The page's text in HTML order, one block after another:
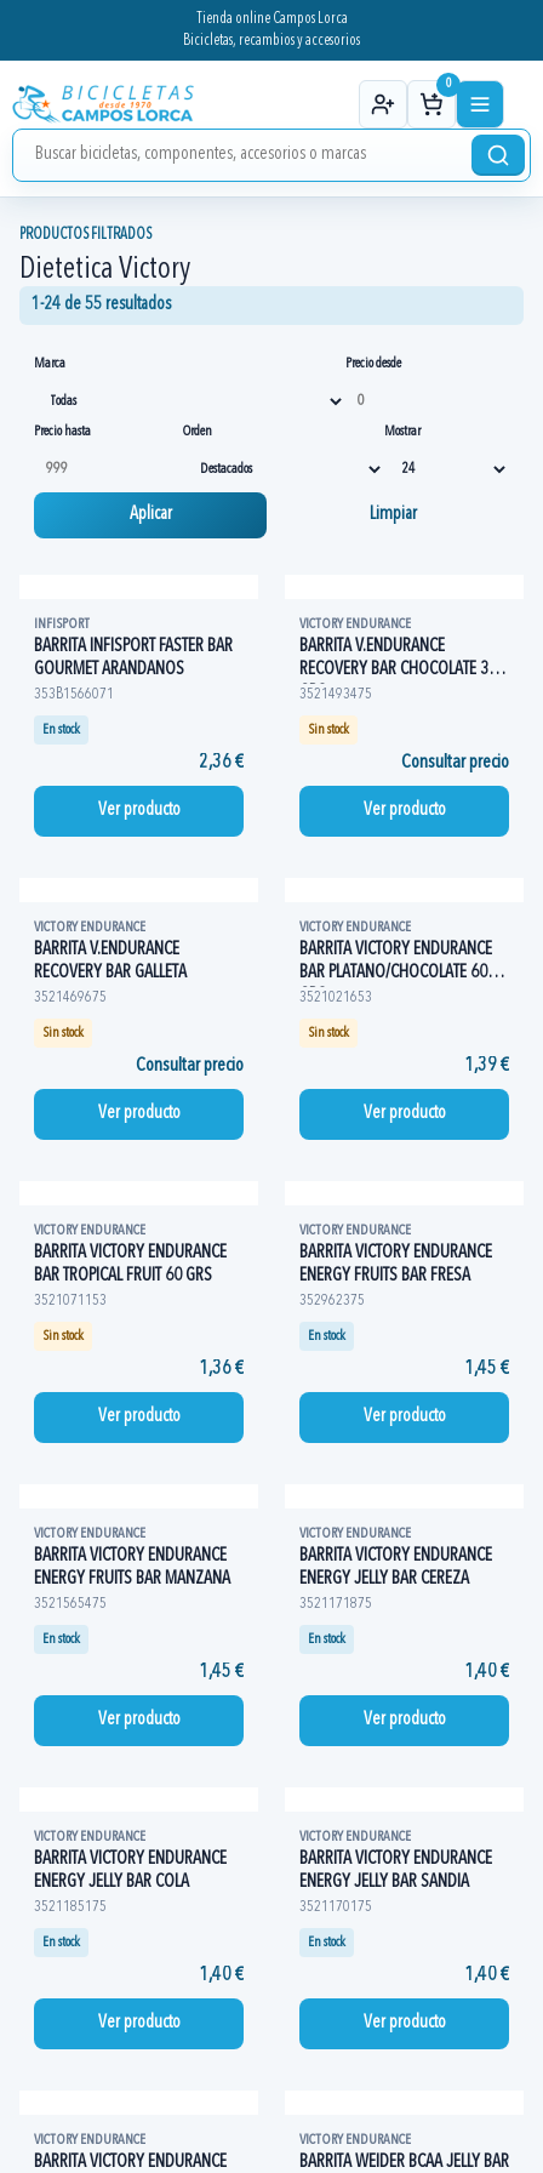
Tienda online Campos Lorca
Bicicletas, recambios y accesorios
0
PRODUCTOS FILTRADOS
Dietetica Victory
1-24 de 55 resultados
Marca Precio desde
Precio hasta Orden Mostrar
Aplicar Limpiar
INFISPORT
BARRITA INFISPORT FASTER BAR
GOURMET ARANDANOS
353B1566071
En stock
2,36 €
Ver producto
VICTORY ENDURANCE
BARRITA V.ENDURANCE
RECOVERY BAR CHOCOLATE 35
GRS
3521493475
Sin stock
Consultar precio
Ver producto
VICTORY ENDURANCE
BARRITA V.ENDURANCE
RECOVERY BAR GALLETA
3521469675
Sin stock
Consultar precio
Ver producto
VICTORY ENDURANCE
BARRITA VICTORY ENDURANCE
BAR PLATANO/CHOCOLATE 60
GRS
3521021653
Sin stock
1,39 €
Ver producto
VICTORY ENDURANCE
BARRITA VICTORY ENDURANCE
BAR TROPICAL FRUIT 60 GRS
3521071153
Sin stock
1,36 €
Ver producto
VICTORY ENDURANCE
BARRITA VICTORY ENDURANCE
ENERGY FRUITS BAR FRESA
352962375
En stock
1,45 €
Ver producto
VICTORY ENDURANCE
BARRITA VICTORY ENDURANCE
ENERGY FRUITS BAR MANZANA
3521565475
En stock
1,45 €
Ver producto
VICTORY ENDURANCE
BARRITA VICTORY ENDURANCE
ENERGY JELLY BAR CEREZA
3521171875
En stock
1,40 €
Ver producto
VICTORY ENDURANCE
BARRITA VICTORY ENDURANCE
ENERGY JELLY BAR COLA
3521185175
En stock
1,40 €
Ver producto
VICTORY ENDURANCE
BARRITA VICTORY ENDURANCE
ENERGY JELLY BAR SANDIA
3521170175
En stock
1,40 €
Ver producto
VICTORY ENDURANCE
BARRITA VICTORY ENDURANCE
VICTORY ENDURANCE
BARRITA WEIDER BCAA JELLY BAR